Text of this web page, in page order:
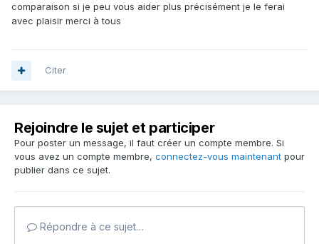
comparaison si je peu vous aider plus précisément je le ferai
avec plaisir merci à tous
Citer
Rejoindre le sujet et participer
Pour poster un message, il faut créer un compte membre. Si
vous avez un compte membre, connectez-vous maintenant pour
publier dans ce sujet.
Répondre à ce sujet…